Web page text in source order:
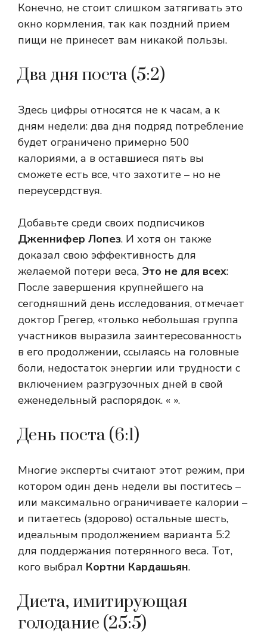
Конечно, не стоит слишком затягивать это
окно кормления, так как поздний прием
пищи не принесет вам никакой пользы.
Два дня поста (5:2)
Здесь цифры относятся не к часам, а к
дням недели: два дня подряд потребление
будет ограничено примерно 500
калориями, а в оставшиеся пять вы
сможете есть все, что захотите – но не
переусердствуя.
Добавьте среди своих подписчиков
Дженнифер Лопез. И хотя он также
доказал свою эффективность для
желаемой потери веса, Это не для всех:
После завершения крупнейшего на
сегодняшний день исследования, отмечает
доктор Грегер, «только небольшая группа
участников выразила заинтересованность
в его продолжении, ссылаясь на головные
боли, недостаток энергии или трудности с
включением разгрузочных дней в свой
еженедельный распорядок. « ».
День поста (6:1)
Многие эксперты считают этот режим, при
котором один день недели вы поститесь –
или максимально ограничиваете калории –
и питаетесь (здорово) остальные шесть,
идеальным продолжением варианта 5:2
для поддержания потерянного веса. Тот,
кого выбрал Кортни Кардашьян.
Диета, имитирующая
голодание (25:5)